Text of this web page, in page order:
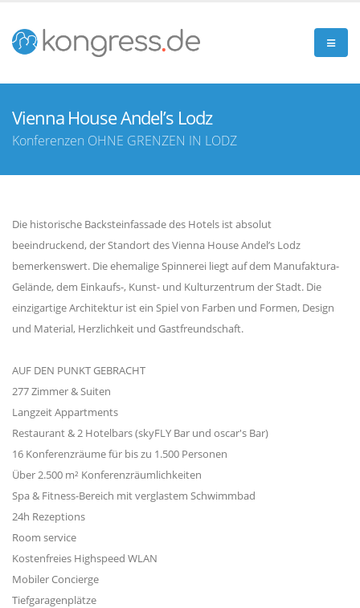
Vienna House Andel’s Lodz
Konferenzen OHNE GRENZEN IN LODZ
Die historische Backsteinfassade des Hotels ist absolut
beeindruckend, der Standort des Vienna House Andel’s Lodz
bemerkenswert. Die ehemalige Spinnerei liegt auf dem Manufaktura-
Gelände, dem Einkaufs-, Kunst- und Kulturzentrum der Stadt. Die
einzigartige Architektur ist ein Spiel von Farben und Formen, Design
und Material, Herzlichkeit und Gastfreundschaft.
AUF DEN PUNKT GEBRACHT
277 Zimmer & Suiten
Langzeit Appartments
Restaurant & 2 Hotelbars (skyFLY Bar und oscar's Bar)
16 Konferenzräume für bis zu 1.500 Personen
Über 2.500 m² Konferenzräumlichkeiten
Spa & Fitness-Bereich mit verglastem Schwimmbad
24h Rezeptions
Room service
Kostenfreies Highspeed WLAN
Mobiler Concierge
Tiefgaragenplätze